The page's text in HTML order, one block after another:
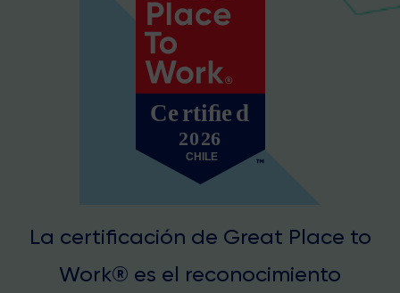
La certificación de Great Place to
Work® es el reconocimiento